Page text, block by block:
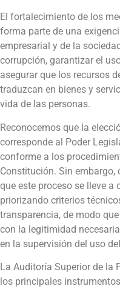
El fortalecimiento de los
forma parte de una
empresarial y de la
corrupción, garantizar el
asegurar que los recursos
traduzcan en bienes y
vida de las personas.
Reconocemos que la
corresponde al Poder
conforme a los
Constitución. Sin
que este proceso se lleve
priorizando criterios
transparencia, de modo
con la legitimidad
en la supervisión del uso
La Auditoría Superior de la
los principales